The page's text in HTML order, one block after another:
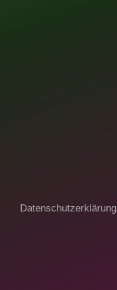
Datenschutzerklärung